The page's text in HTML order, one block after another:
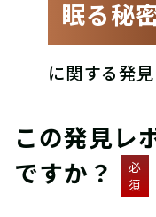
眠る秘
に関する発
この発見レ
ですか？
必
須